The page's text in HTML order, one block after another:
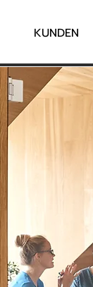
KUNDEN